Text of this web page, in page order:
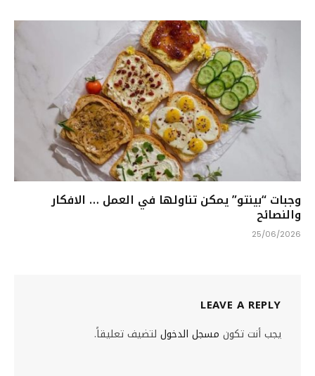
وجبات “بينتو” يمكن تناولها في العمل … الافكار
والنصائح
25/06/2026
LEAVE A REPLY
يجب أنت تكون مسجل الدخول لتضيف تعليقاً.